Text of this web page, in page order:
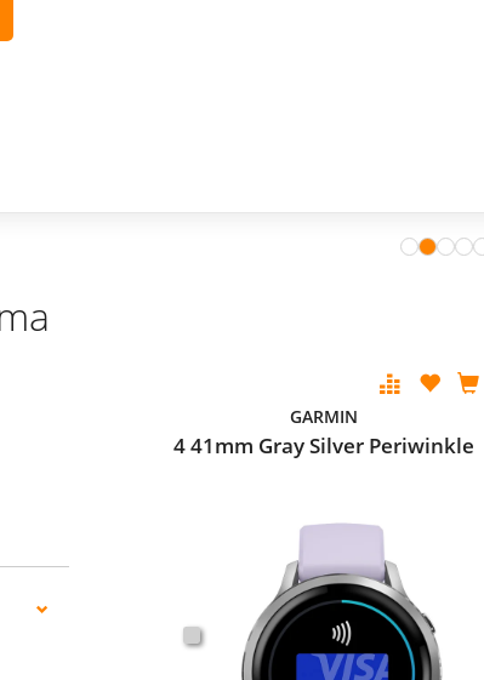
GARMIN
4 41mm Gray Silver Periwinkle